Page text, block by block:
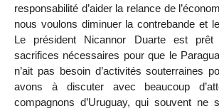
responsabilité d’aider la relance de
nous voulons diminuer la contrebande et
Le président Nicannor Duarte est
sacrifices nécessaires pour que le
n’ait pas besoin d’activités souterraines
avons à discuter avec beaucoup
compagnons d’Uruguay, qui souvent ne